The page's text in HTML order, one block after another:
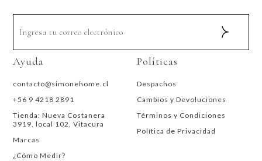
Ayuda
contacto@simonehome.cl
+56 9 4218 2891
Tienda: Nueva Costanera
3919, local 102, Vitacura
Marcas
¿Cómo Medir?
Políticas
Despachos
Cambios y Devoluciones
Términos y Condiciones
Política de Privacidad